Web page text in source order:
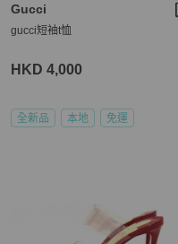
Gucci
gucci短袖t恤
HKD 4,000
全新品 本地 免運